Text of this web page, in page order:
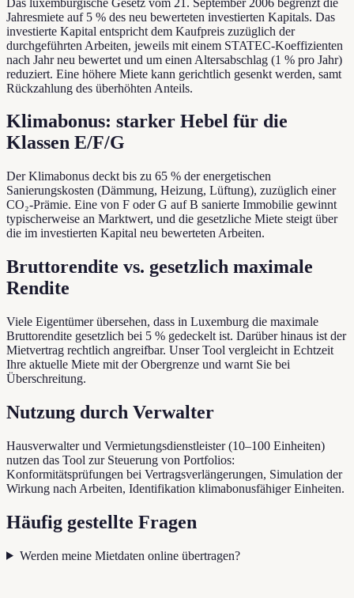
Jahresmiete auf 5 % des neu bewerteten investierten Kapitals. Das
investierte Kapital entspricht dem Kaufpreis zuzüglich der
durchgeführten Arbeiten, jeweils mit einem STATEC-Koeffizienten
nach Jahr neu bewertet und um einen Altersabschlag (1 % pro Jahr)
reduziert. Eine höhere Miete kann gerichtlich gesenkt werden, samt
Rückzahlung des überhöhten Anteils.
Klimabonus: starker Hebel für die
Klassen E/F/G
Der Klimabonus deckt bis zu 65 % der energetischen
Sanierungskosten (Dämmung, Heizung, Lüftung), zuzüglich einer
CO₂-Prämie. Eine von F oder G auf B sanierte Immobilie gewinnt
typischerweise an Marktwert, und die gesetzliche Miete steigt über
die im investierten Kapital neu bewerteten Arbeiten.
Bruttorendite vs. gesetzlich maximale
Rendite
Viele Eigentümer übersehen, dass in Luxemburg die maximale
Bruttorendite gesetzlich bei 5 % gedeckelt ist. Darüber hinaus ist der
Mietvertrag rechtlich angreifbar. Unser Tool vergleicht in Echtzeit
Ihre aktuelle Miete mit der Obergrenze und warnt Sie bei
Überschreitung.
Nutzung durch Verwalter
Hausverwalter und Vermietungsdienstleister (10–100 Einheiten)
nutzen das Tool zur Steuerung von Portfolios:
Konformitätsprüfungen bei Vertragsverlängerungen, Simulation der
Wirkung nach Arbeiten, Identifikation klimabonusfähiger Einheiten.
Häufig gestellte Fragen
Werden meine Mietdaten online übertragen?